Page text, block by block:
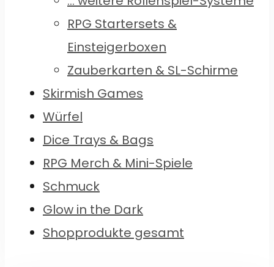
RPG Startersets &
Einsteigerboxen
Zauberkarten & SL-Schirme
Skirmish Games
Würfel
Dice Trays & Bags
RPG Merch & Mini-Spiele
Schmuck
Glow in the Dark
Shopprodukte gesamt